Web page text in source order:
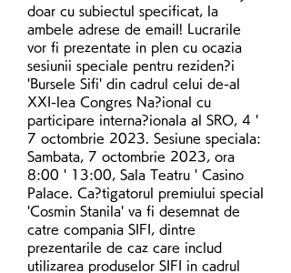
doar cu subiectul specificat, la
ambele adrese de email! Lucrarile
vor fi prezentate in plen cu ocazia
sesiunii speciale pentru reziden?i
'Bursele Sifi' din cadrul celui de-al
XXI-lea Congres Na?ional cu
participare interna?ionala al SRO, 4 '
7 octombrie 2023. Sesiune speciala:
Sambata, 7 octombrie 2023, ora
8:00 ' 13:00, Sala Teatru ' Casino
Palace. Ca?tigatorul premiului special
'Cosmin Stanila' va fi desemnat de
catre compania SIFI, dintre
prezentarile de caz care includ
utilizarea produselor SIFI in cadrul